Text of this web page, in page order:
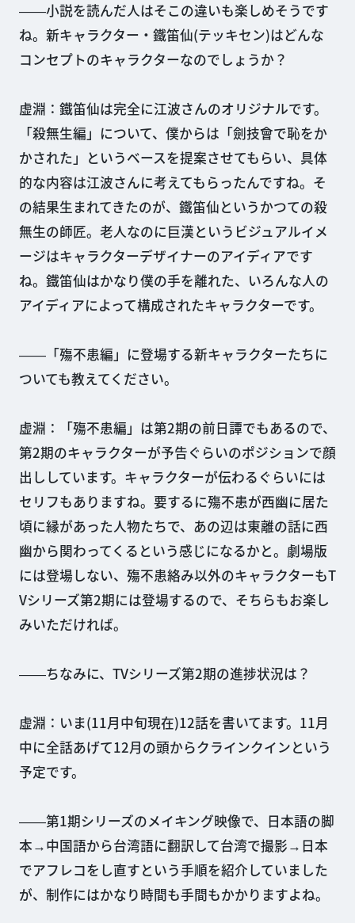
――小説を読んだ人はそこの違いも楽しめそうです
ね。新キャラクター・鐵笛仙(テッキセン)はどんな
コンセプトのキャラクターなのでしょうか？
虚淵：鐵笛仙は完全に江波さんのオリジナルです。
「殺無生編」について、僕からは「劍技會で恥をか
かされた」というベースを提案させてもらい、具体
的な内容は江波さんに考えてもらったんですね。そ
の結果生まれてきたのが、鐵笛仙というかつての殺
無生の師匠。老人なのに巨漢というビジュアルイメ
ージはキャラクターデザイナーのアイディアです
ね。鐵笛仙はかなり僕の手を離れた、いろんな人の
アイディアによって構成されたキャラクターです。
――「殤不患編」に登場する新キャラクターたちに
ついても教えてください。
虚淵：「殤不患編」は第2期の前日譚でもあるので、
第2期のキャラクターが予告ぐらいのポジションで顔
出ししています。キャラクターが伝わるぐらいには
セリフもありますね。要するに殤不患が西幽に居た
頃に縁があった人物たちで、あの辺は東離の話に西
幽から関わってくるという感じになるかと。劇場版
には登場しない、殤不患絡み以外のキャラクターもT
Vシリーズ第2期には登場するので、そちらもお楽し
みいただければ。
――ちなみに、TVシリーズ第2期の進捗状況は？
虚淵：いま(11月中旬現在)12話を書いてます。11月
中に全話あげて12月の頭からクラインクインという
予定です。
――第1期シリーズのメイキング映像で、日本語の脚
本→中国語から台湾語に翻訳して台湾で撮影→日本
でアフレコをし直すという手順を紹介していました
が、制作にはかなり時間も手間もかかりますよね。